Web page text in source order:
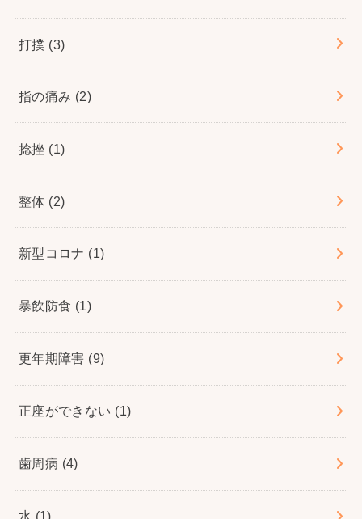
打撲 (3)
指の痛み (2)
捻挫 (1)
整体 (2)
新型コロナ (1)
暴飲防食 (1)
更年期障害 (9)
正座ができない (1)
歯周病 (4)